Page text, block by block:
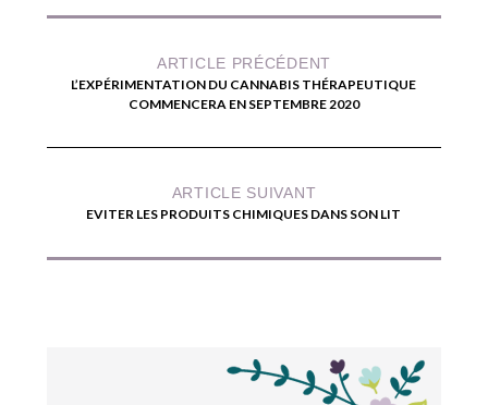
ARTICLE PRÉCÉDENT
L’EXPÉRIMENTATION DU CANNABIS THÉRAPEUTIQUE
COMMENCERA EN SEPTEMBRE 2020
ARTICLE SUIVANT
EVITER LES PRODUITS CHIMIQUES DANS SON LIT